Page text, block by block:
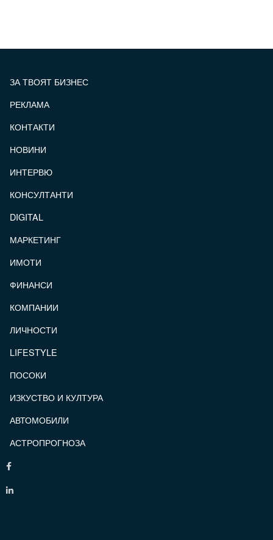
ЗА ТВОЯТ БИЗНЕС
РЕКЛАМА
КОНТАКТИ
НОВИНИ
ИНТЕРВЮ
КОНСУЛТАНТИ
DIGITAL
МАРКЕТИНГ
ИМОТИ
ФИНАНСИ
КОМПАНИИ
ЛИЧНОСТИ
LIFESTYLE
ПОСОКИ
ИЗКУСТВО И КУЛТУРА
АВТОМОБИЛИ
АСТРОПРОГНОЗА